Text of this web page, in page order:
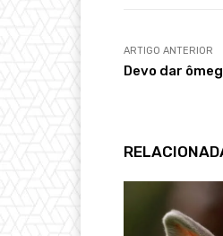
ARTIGO ANTERIOR
Devo dar